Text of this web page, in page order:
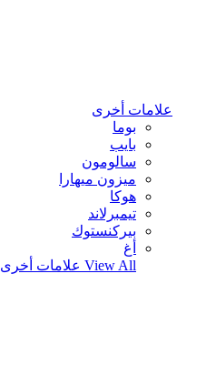
علامات أخرى
بوما
بايب
سالومون
ميزون ميهارا
هوكا
تيمبرلاند
بيركنستوك
أغ
View All علامات أخرى